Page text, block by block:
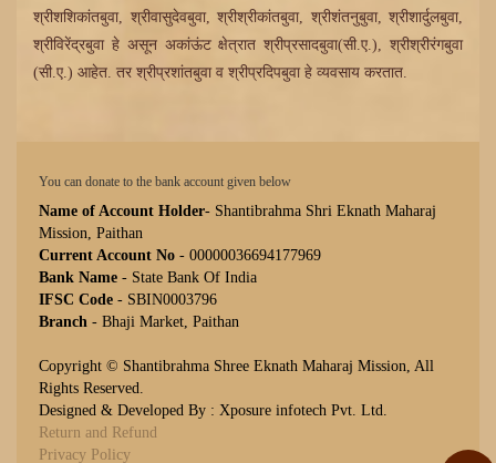
श्रीशशिकांतबुवा, श्रीवासुदेवबुवा, श्रीश्रीकांतबुवा, श्रीशंतनुबुवा, श्रीशार्दुलबुवा,
श्रीविरेंद्रबुवा हे असून अकांऊंट क्षेत्रात श्रीप्रसादबुवा(सी.ए.), श्रीश्रीरंगबुवा
(सी.ए.) आहेत. तर श्रीप्रशांतबुवा व श्रीप्रदिपबुवा हे व्यवसाय करतात.
You can donate to the bank account given below
Name of Account Holder- Shantibrahma Shri Eknath Maharaj
Mission, Paithan
Current Account No - 00000036694177969
Bank Name - State Bank Of India
IFSC Code - SBIN0003796
Branch - Bhaji Market, Paithan
Copyright © Shantibrahma Shree Eknath Maharaj Mission, All
Rights Reserved.
Designed & Developed By : Xposure infotech Pvt. Ltd.
Return and Refund
Privacy Policy